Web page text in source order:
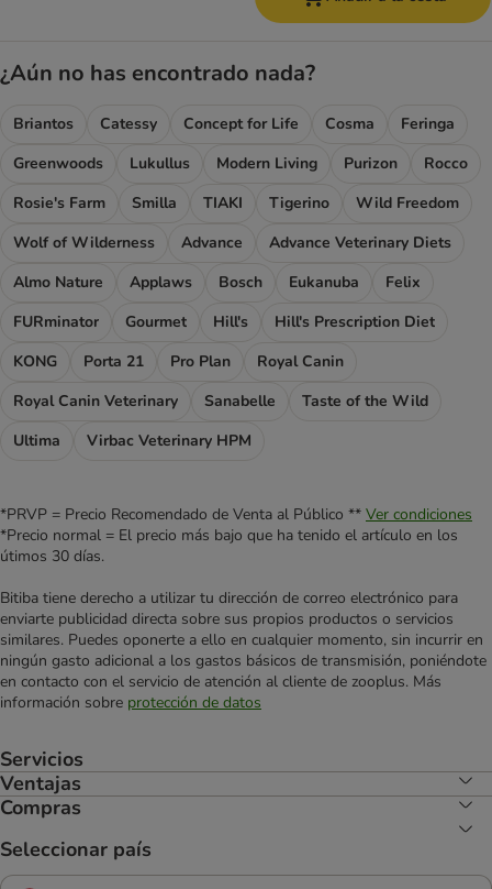
¿Aún no has encontrado nada?
Briantos Catessy Concept for Life Cosma
Feringa
Greenwoods
Lukullus Modern Living Purizon
Rocco
Rosie's Farm
Smilla TIAKI Tigerino
Wild Freedom
Wolf of Wilderness
Advance
Advance Veterinary Diets
Almo Nature
Applaws Bosch Eukanuba
Felix
FURminator
Gourmet Hill's
Hill's Prescription Diet
KONG
Porta 21 Pro Plan
Royal Canin
Royal Canin Veterinary
Sanabelle
Taste of the Wild
Ultima
Virbac Veterinary HPM
*PRVP = Precio Recomendado de Venta al Público ** Ver condiciones
*Precio normal = El precio más bajo que ha tenido el artículo en los
útimos 30 días.
Bitiba tiene derecho a utilizar tu dirección de correo electrónico para
enviarte publicidad directa sobre sus propios productos o servicios
similares. Puedes oponerte a ello en cualquier momento, sin incurrir en
ningún gasto adicional a los gastos básicos de transmisión, poniéndote
en contacto con el servicio de atención al cliente de zooplus. Más
información sobre protección de datos
Servicios
Ventajas
Compras
Seleccionar país